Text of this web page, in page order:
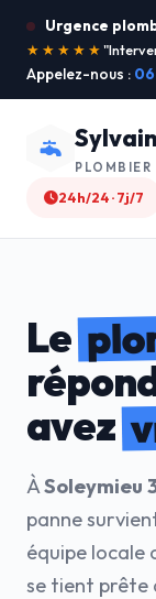
Urgence
★★★★★"Je
Appelez-nous : 06
Sylvain
PLOMBIER
24h/24 · 7j/7
Le
avez
ÀSoleymieu
panne
équipe locale
se tient prête